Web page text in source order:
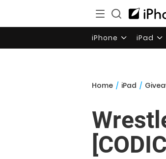
iPhone iPad
Home / iPad /